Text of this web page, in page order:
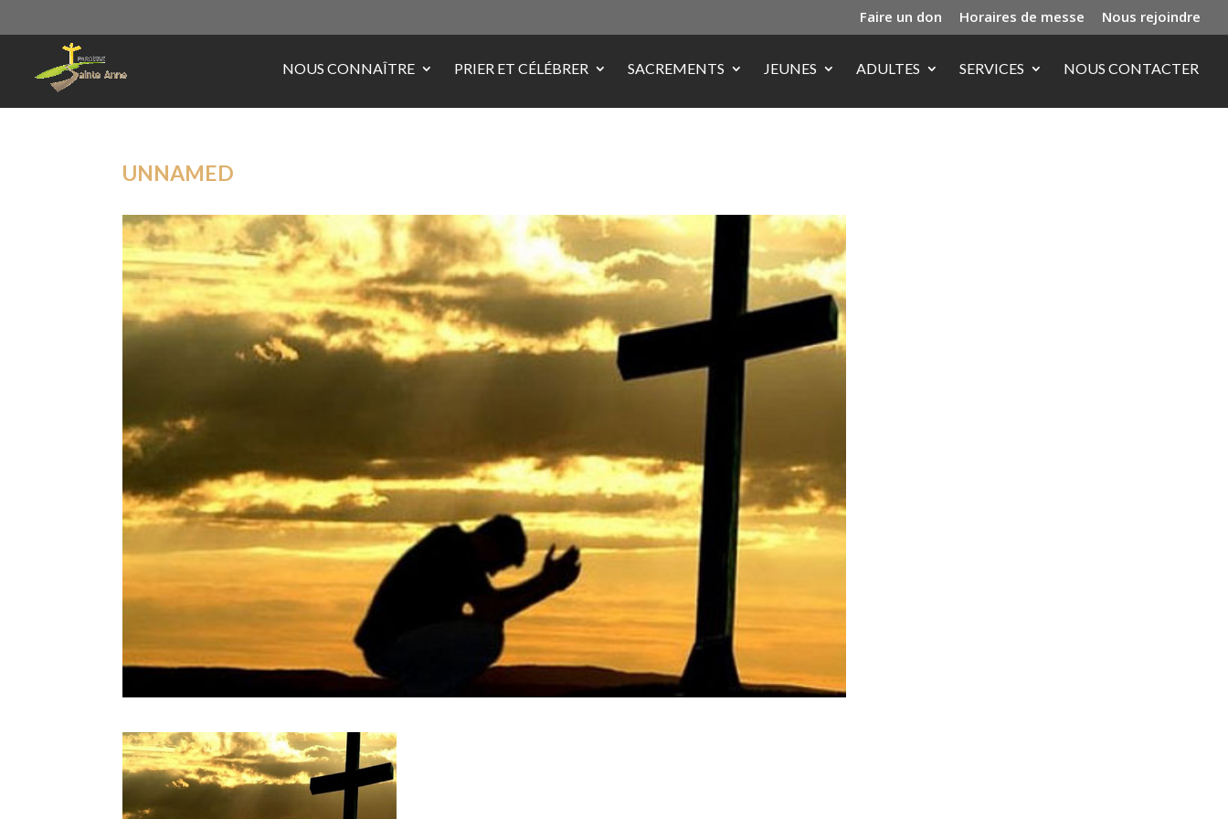
Faire un don Horaires de messe Nous rejoindre
NOUS CONNAÎTRE PRIER ET CÉLÉBRER SACREMENTS JEUNES ADULTES SERVICES NOUS CONTACTER
UNNAMED